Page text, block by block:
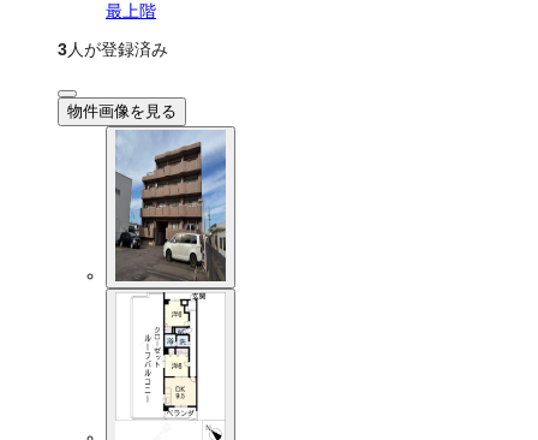
最上階
3人が登録済み
物件画像を見る